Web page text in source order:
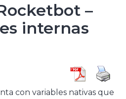
–
internas
con variables nativas que